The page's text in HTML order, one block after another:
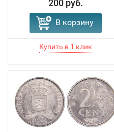
200 руб.
В корзину